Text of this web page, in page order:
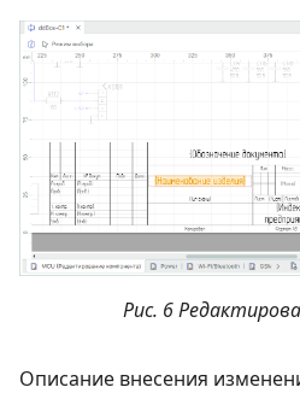
Рис. 6
Описание внесения